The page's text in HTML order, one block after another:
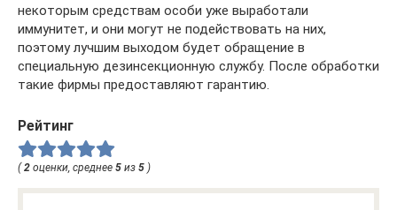
некоторым средствам особи уже выработали
иммунитет, и они могут не подействовать на них,
поэтому лучшим выходом будет обращение в
специальную дезинсекционную службу. После обработки
такие фирмы предоставляют гарантию.
Рейтинг
(2 оценки, среднее 5 из 5 )